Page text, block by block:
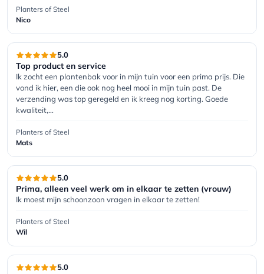
Planters of Steel
Nico
5.0
Top product en service
Ik zocht een plantenbak voor in mijn tuin voor een prima prijs. Die
vond ik hier, een die ook nog heel mooi in mijn tuin past. De
verzending was top geregeld en ik kreeg nog korting. Goede
kwaliteit,…
Planters of Steel
Mats
5.0
Prima, alleen veel werk om in elkaar te zetten (vrouw)
Ik moest mijn schoonzoon vragen in elkaar te zetten!
Planters of Steel
Wil
5.0